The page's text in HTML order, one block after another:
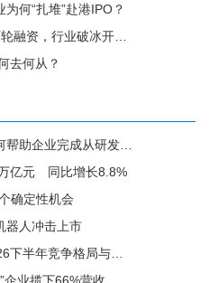
何“扎堆”赴港IPO？
资，行业破冰开始？
去何从？
发实力到资本价值的有效转化
亿元 同比增长8.8%
确定性机会
器人冲击上市
竞争格局与趋势预判
企业揽下66%营收